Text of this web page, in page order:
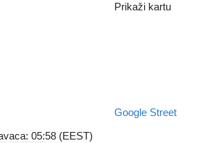
Prikaži kartu
Google Street
05:58 (EEST)